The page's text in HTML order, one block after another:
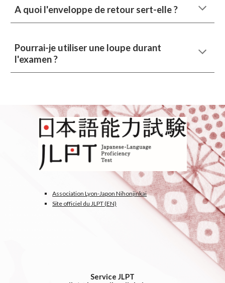
A quoi l'enveloppe de retour sert-elle ?
Pourrai-je utiliser une loupe durant
l'examen ?
Association Lyon-Japon Nihonjinkai
Site officiel du JLPT (EN)
Service JLPT